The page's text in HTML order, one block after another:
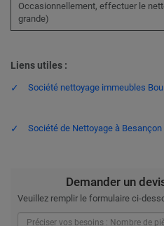
Occasionnellement, effectuer le
grande)
Liens utiles :
Société nettoyage immeubles
Société de Nettoyage à Besançon
Demander un
Veuillez remplir le formulaire ci-